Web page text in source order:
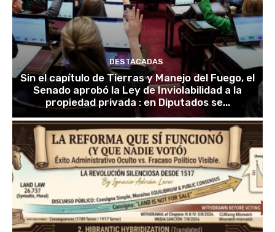
DESTACADAS
Sin el capítulo de Tierras y Manejo del Fuego, el
Senado aprobó la Ley de Inviolabilidad a la
propiedad privada : en Diputados se...